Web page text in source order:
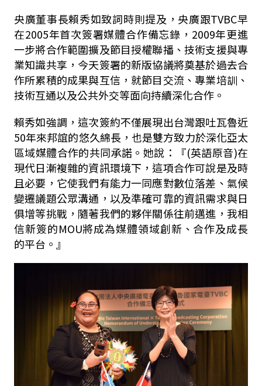
央廣董事長賴秀如致詞時則提及，央廣跟TVBC早
在2005年首次簽署媒體合作備忘錄，2009年更進
一步將合作範圍擴及節目授權聯播、技術支援與專
業知識共享，今天簽署的新版協議將奠基於過去合
作所累積的成果與互信，就節目交流、專業培訓、
技術互通以及公共外交等面向持續深化合作。
賴秀如強調，這次簽約不僅展現出台灣跟吐瓦魯近
50年來邦誼的悠久綿長，也是雙方致力於深化亞太
區域媒體合作的共同承諾。她說：『(英語原音)在
現代日漸複雜的資訊環境下，這項合作可說是及時
且必要，它使我們有能力一同應對數位落差、氣候
變遷議題公眾溝通，以及準確可靠的資訊需求與日
俱增等挑戰，隨著我們的夥伴關係往前邁進，我相
信新簽的MOU將成為媒體領域創新、合作及成長
的平台。』